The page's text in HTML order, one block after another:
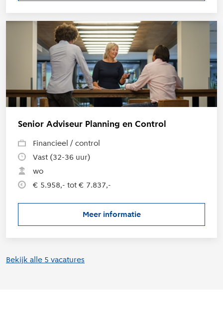
Senior Adviseur Planning en Control
Financieel / control
Vast (32-36 uur)
wo
€ 5.958,- tot € 7.837,-
Meer informatie
over de vacature Senior
Bekijk alle 5 vacatures